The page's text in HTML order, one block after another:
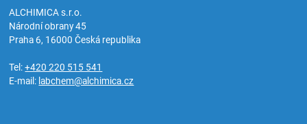
ALCHIMICA s.r.o.
Národní obrany 45
Praha 6, 16000Česká republika
Tel:+420 220 515 541
E-mail: labchem@alchimica.cz